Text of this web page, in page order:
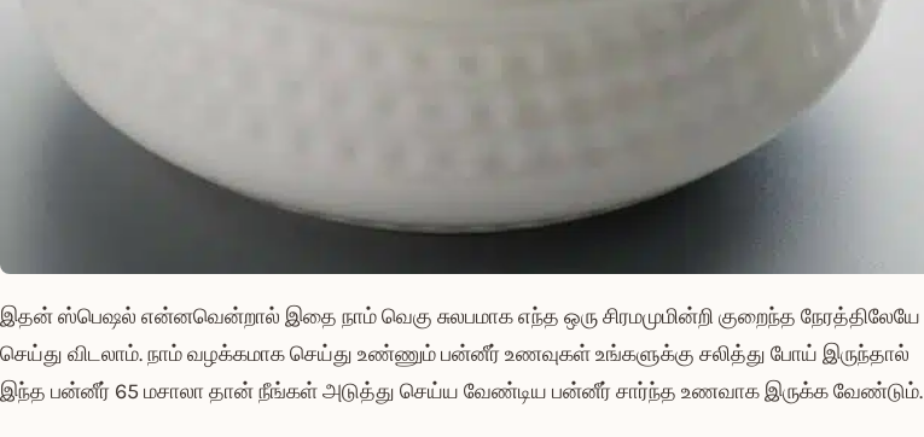
இதன் ஸ்பெஷல் என்னவென்றால் இதை நாம் வெகு சுலபமாக எந்த ஒரு சிரமமுமின்றி குறைந்த நேரத்திலேயே
செய்து விடலாம். நாம் வழக்கமாக செய்து உண்ணும் பன்னீர் உணவுகள் உங்களுக்கு சலித்து போய் இருந்தால்
இந்த பன்னீர் 65 மசாலா தான் நீங்கள் அடுத்து செய்ய வேண்டிய பன்னீர் சார்ந்த உணவாக இருக்க வேண்டும்.